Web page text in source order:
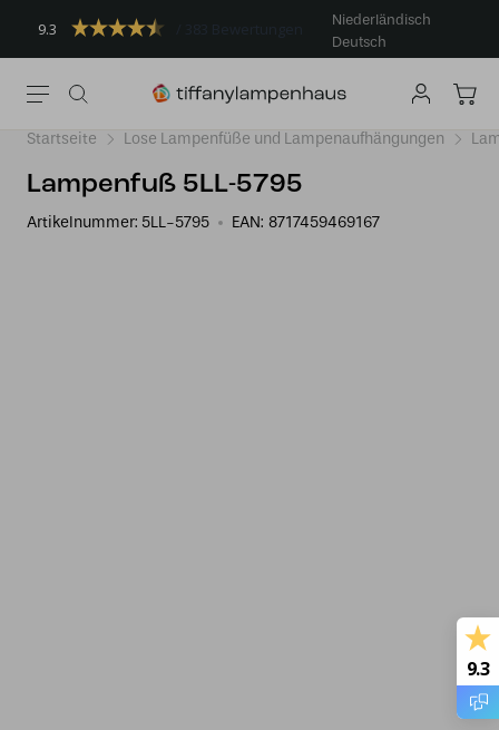
9.3
Niederländisch
Deutsch
Startseite Lose Lampenfüße und Lampenaufhängungen
Lampenfuß 5LL-5795
Artikelnummer: 5LL-5795 EAN: 8717459469167
9.3